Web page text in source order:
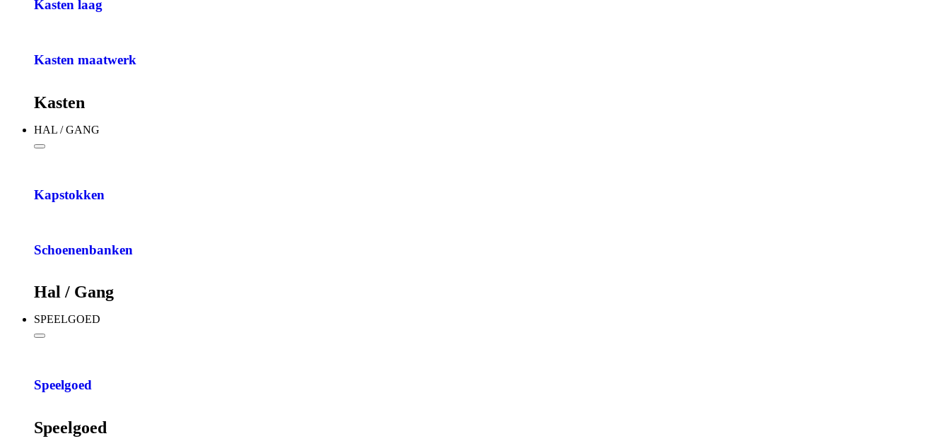
Kasten laag
Kasten maatwerk
Kasten
HAL / GANG
Kapstokken
Schoenenbanken
Hal / Gang
SPEELGOED
Speelgoed
Speelgoed